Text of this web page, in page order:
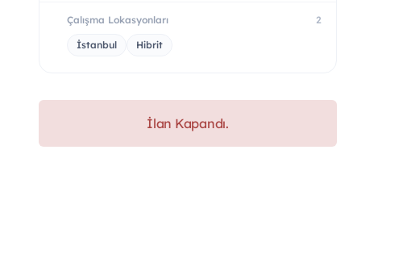
Çalışma Lokasyonları 2
İstanbul Hibrit
İlan Kapandı.